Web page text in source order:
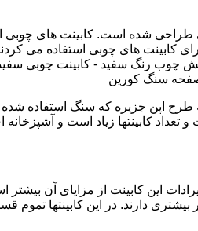
شده است. کابینت های چوبی
کابینت های چوبی استفاده می
چوب رنگ سفید - کابینت چوبی
صفحه سنگ کورین
طرح اپن جزیره که سنگ استفاده
کابینتها زیاد است و آشپزخانه
این کابینت از مزایای آن
دارند. در این کابینتها تموم